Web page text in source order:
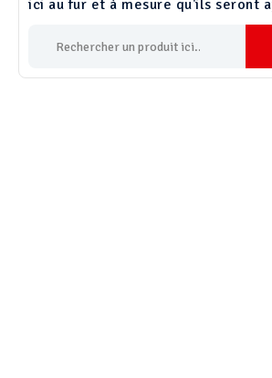
ici au fur et à mesure qu'ils seront